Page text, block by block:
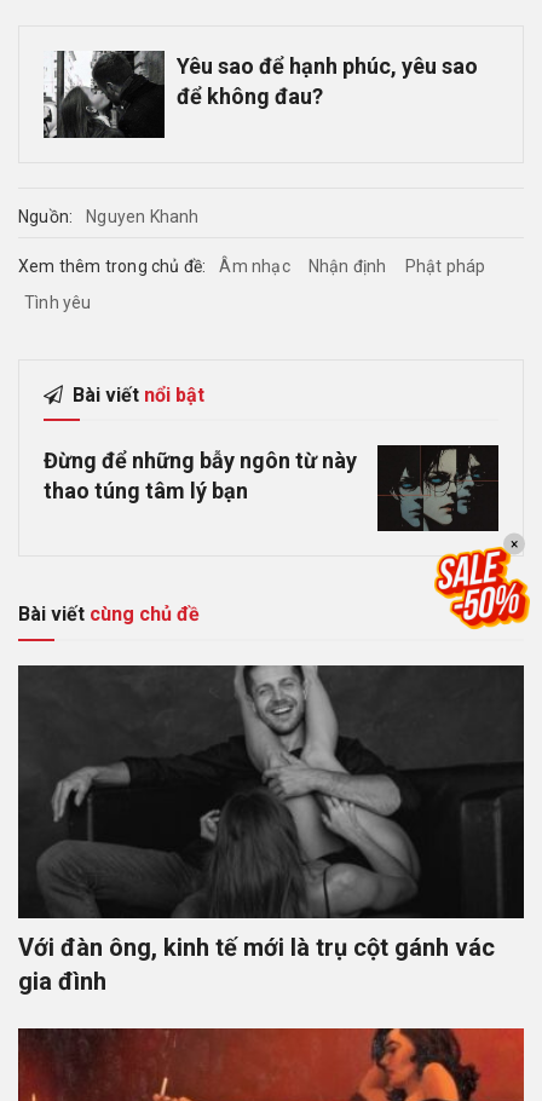
Yêu sao để hạnh phúc, yêu sao
để không đau?
Nguồn: Nguyen Khanh
Xem thêm trong chủ đề: Âm nhạc Nhận định
Phật pháp
Tình yêu
Bài viết nổi bật
Đừng để những bẫy ngôn từ này
thao túng tâm lý bạn
Bài viết cùng chủ đề
Với đàn ông, kinh tế mới là trụ cột gánh vác
gia đình
×